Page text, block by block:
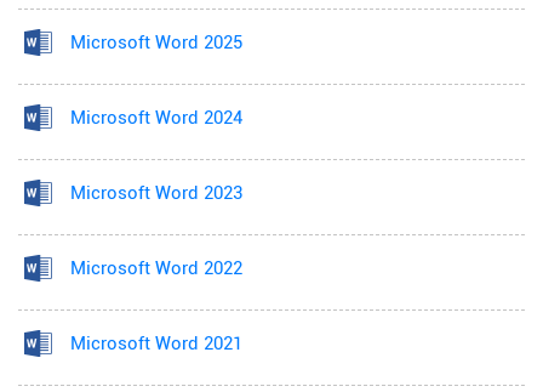
Microsoft Word 2025
Microsoft Word 2024
Microsoft Word 2023
Microsoft Word 2022
Microsoft Word 2021